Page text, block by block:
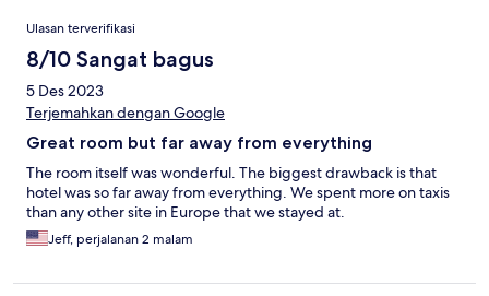
Ulasan
Ulasan terverifikasi
8/10 Sangat bagus
5 Des 2023
Terjemahkan dengan Google
Great room but far away from everything
The room itself was wonderful. The biggest drawback is that
hotel was so far away from everything. We spent more on taxis
than any other site in Europe that we stayed at.
Jeff, perjalanan 2 malam